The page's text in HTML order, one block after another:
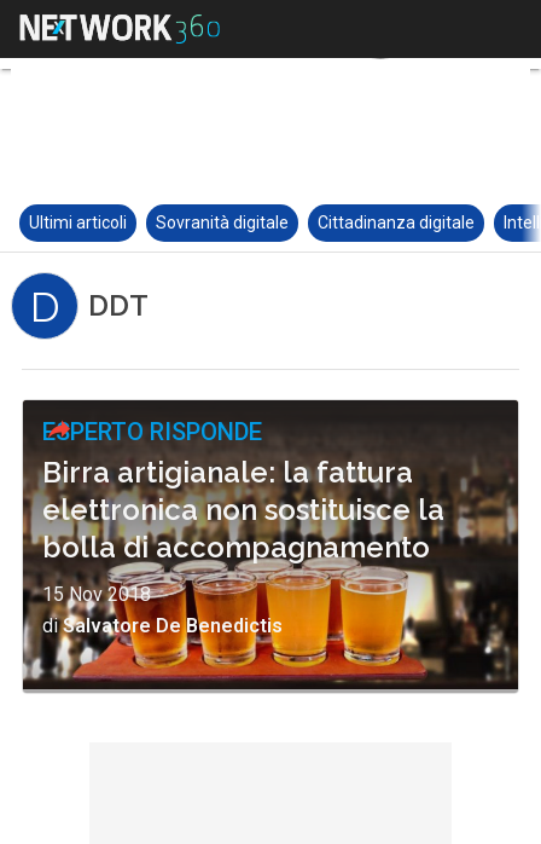
Ultimi articoli Sovranità digitale Cittadinanza digitale
D DDT
ESPERTO RISPONDE
Birra artigianale: la fattura
elettronica non sostituisce la
bolla di accompagnamento
15 Nov 2018
diSalvatore De Benedictis